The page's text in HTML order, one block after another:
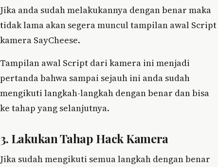
Jika anda sudah melakukannya dengan benar maka
tidak lama akan segera muncul tampilan awal Script
kamera SayCheese.
Tampilan awal Script dari kamera ini menjadi
pertanda bahwa sampai sejauh ini anda sudah
mengikuti langkah-langkah dengan benar dan bisa
ke tahap yang selanjutnya.
3. Lakukan Tahap Hack Kamera
Jika sudah mengikuti semua langkah dengan benar